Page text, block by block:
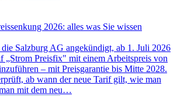
2026: alles was Sie wissen
Salzburg AG angekündigt, ab 1. Juli 2026
„Strom Preisfix" mit einem Arbeitspreis von
– mit Preisgarantie bis Mitte 2028.
ab wann der neue Tarif gilt, wie man
mit dem neu…